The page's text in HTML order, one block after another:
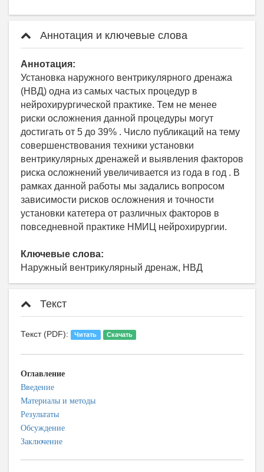
Аннотация и ключевые слова
Аннотация:
Установка наружного вентрикулярного дренажа
(НВД) одна из самых частых процедур в
нейрохирургической практике. Тем не менее
риски осложнения данной процедуры могут
достигать от 5 до 39% . Число публикаций на тему
совершенствования техники установки
вентрикулярных дренажей и выявления факторов
риска осложнений увеличивается из года в год . В
рамках данной работы мы задались вопросом
зависимости рисков осложнения и точности
установки катетера от различных факторов в
повседневной практике НМИЦ нейрохирургии.
Ключевые слова:
Наружный вентрикулярный дренаж, НВД
Текст
Текст (PDF): Читать Скачать
Оглавление
Введение
Материалы и методы
Результаты
Обсуждение
Заключение